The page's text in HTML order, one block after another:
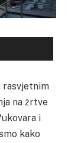
rasvjetnim
na žrtve
i
kako